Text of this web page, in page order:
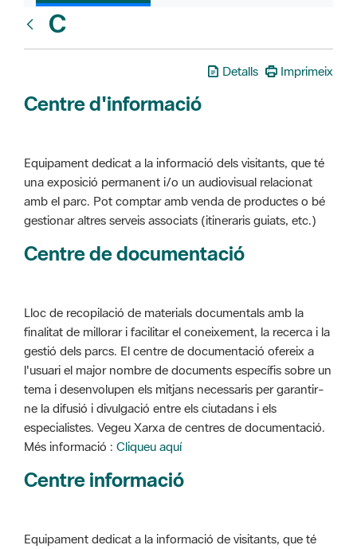
C
Detalls Imprimeix
Centre d'informació
Equipament dedicat a la informació dels visitants, que té
una exposició permanent i/o un audiovisual relacionat
amb el parc. Pot comptar amb venda de productes o bé
gestionar altres serveis associats (itineraris guiats, etc.)
Centre de documentació
Lloc de recopilació de materials documentals amb la
finalitat de millorar i facilitar el coneixement, la recerca i la
gestió dels parcs. El centre de documentació ofereix a
l'usuari el major nombre de documents específis sobre un
tema i desenvolupen els mitjans necessaris per garantir-
ne la difusió i divulgació entre els ciutadans i els
especialistes. Vegeu Xarxa de centres de documentació.
Més informació : Cliqueu aquí
Centre informació
Equipament dedicat a la informació de visitants, que té